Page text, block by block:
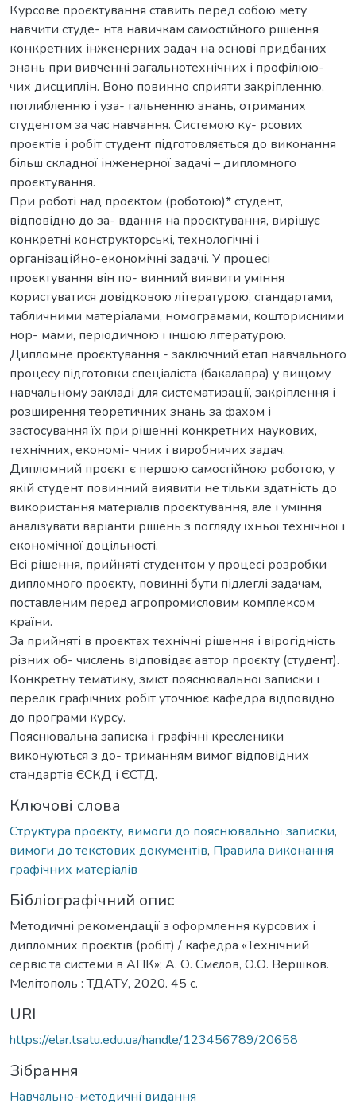
Курсове проєктування ставить перед собою мету
навчити студе- нта навичкам самостійного рішення
конкретних інженерних задач на основі придбаних
знань при вивченні загальнотехнічних і профілюю-
чих дисциплін. Воно повинно сприяти закріпленню,
поглибленню і уза- гальненню знань, отриманих
студентом за час навчання. Системою ку- рсових
проєктів і робіт студент підготовляється до виконання
більш складної інженерної задачі – дипломного
проєктування.
При роботі над проєктом (роботою)* студент,
відповідно до за- вдання на проєктування, вирішує
конкретні конструкторські, технологічні і
організаційно-економічні задачі. У процесі
проєктування він по- винний виявити уміння
користуватися довідковою літературою, стандартами,
табличними матеріалами, номограмами, кошторисними
нор- мами, періодичною і іншою літературою.
Дипломне проєктування - заключний етап навчального
процесу підготовки спеціаліста (бакалавра) у вищому
навчальному закладі для систематизації, закріплення і
розширення теоретичних знань за фахом і
застосування їх при рішенні конкретних наукових,
технічних, економі- чних і виробничих задач.
Дипломний проєкт є першою самостійною роботою, у
якій студент повинний виявити не тільки здатність до
використання матеріалів проєктування, але і уміння
аналізувати варіанти рішень з погляду їхньої технічної і
економічної доцільності.
Всі рішення, прийняті студентом у процесі розробки
дипломного проєкту, повинні бути підлеглі задачам,
поставленим перед агропромисловим комплексом
країни.
За прийняті в проєктах технічні рішення і вірогідність
різних об- числень відповідає автор проєкту (студент).
Конкретну тематику, зміст пояснювальної записки і
перелік графічних робіт уточнює кафедра відповідно
до програми курсу.
Пояснювальна записка і графічні кресленики
виконуються з до- триманням вимог відповідних
стандартів ЄСКД і ЄСТД.
Ключові слова
Структура проєкту, вимоги до пояснювальної записки,
вимоги до текстових документів, Правила виконання
графічних матеріалів
Бібліографічний опис
Методичні рекомендації з оформлення курсових і
дипломних проєктів (робіт) / кафедра «Технічний
сервіс та системи в АПК»; А. О. Смєлов, О.О. Вершков.
Мелітополь : ТДАТУ, 2020. 45 с.
URI
https://elar.tsatu.edu.ua/handle/123456789/20658
Зібрання
Навчально-методичні видання